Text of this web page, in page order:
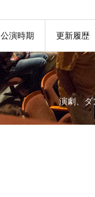
公演時期 更新履歴
演劇、